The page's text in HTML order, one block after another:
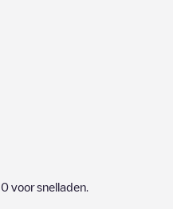
0 voor snelladen.